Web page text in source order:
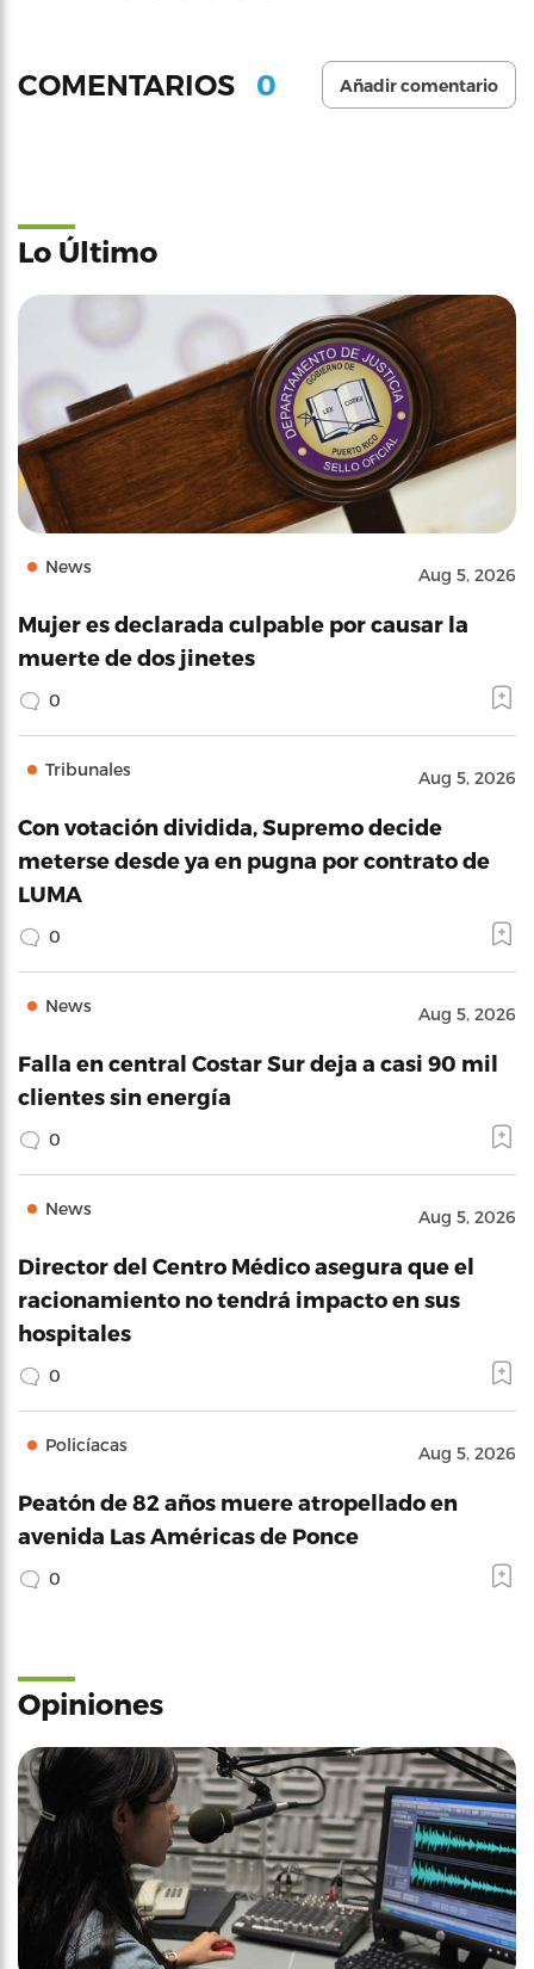
COMENTARIOS 0 Añadir comentario
Lo Último
News Aug 5, 2026
Mujer es declarada culpable por causar la
muerte de dos jinetes
0
Tribunales Aug 5, 2026
Con votación dividida, Supremo decide
meterse desde ya en pugna por contrato de
LUMA
0
News Aug 5, 2026
Falla en central Costar Sur deja a casi 90 mil
clientes sin energía
0
News Aug 5, 2026
Director del Centro Médico asegura que el
racionamiento no tendrá impacto en sus
hospitales
0
Policíacas Aug 5, 2026
Peatón de 82 años muere atropellado en
avenida Las Américas de Ponce
0
Opiniones